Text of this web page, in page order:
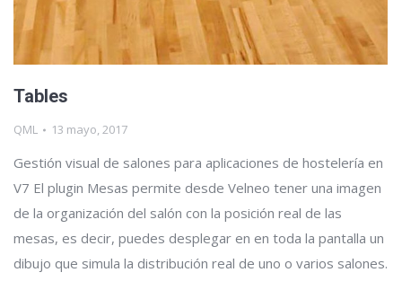
Tables
QML 13 mayo, 2017
Gestión visual de salones para aplicaciones de hostelería en
V7 El plugin Mesas permite desde Velneo tener una imagen
de la organización del salón con la posición real de las
mesas, es decir, puedes desplegar en en toda la pantalla un
dibujo que simula la distribución real de uno o varios salones.